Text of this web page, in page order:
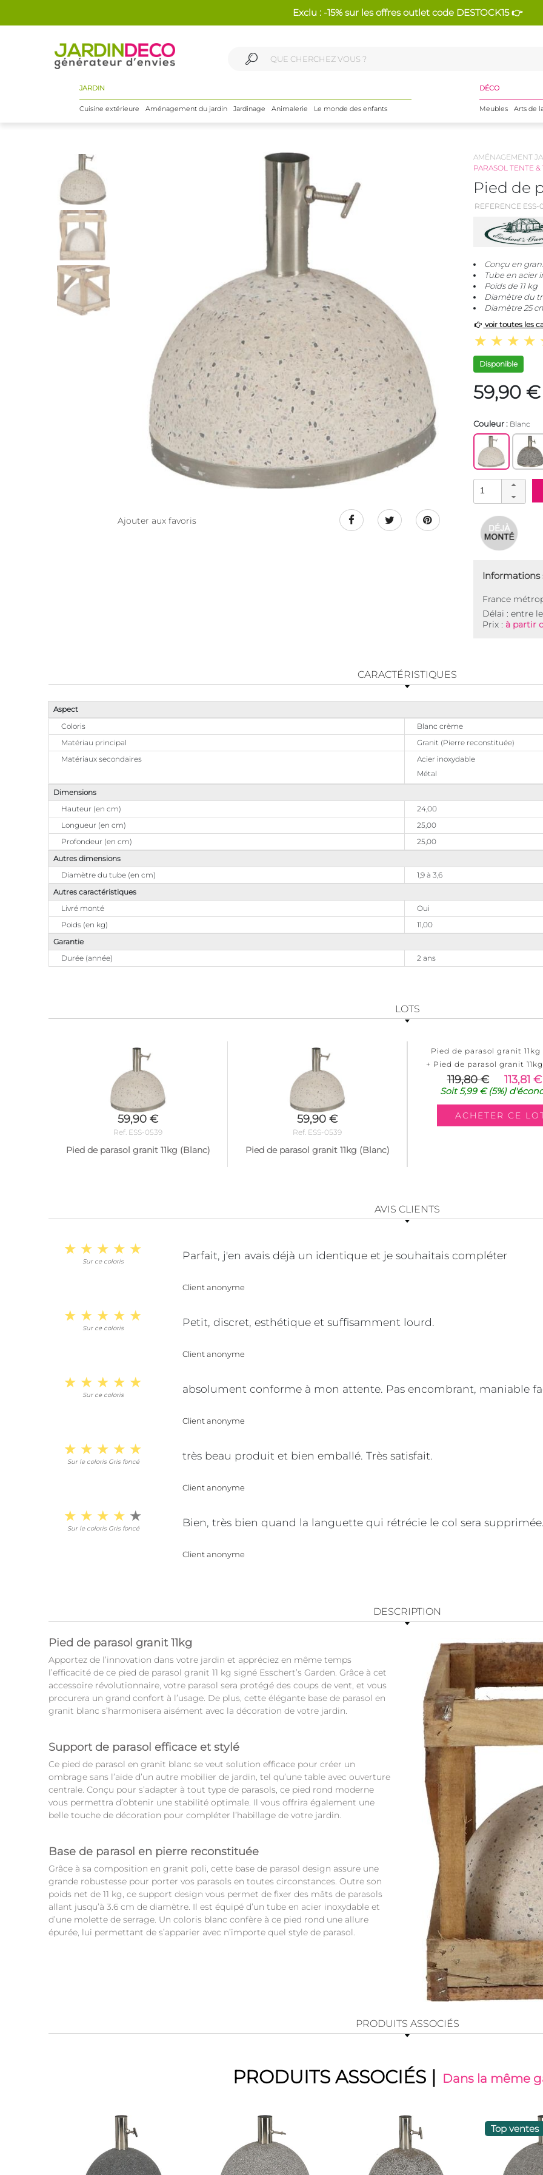
Exclu : -15% sur les offres outlet code DESTOCK15 👉
JARDIN
Cuisine extérieure Aménagement du jardin Jardinage Animalerie Le monde des enfants
DÉCO
Meubles Arts de
Ajouter aux favoris
AMÉNAGEMENT
PARASOL TENTE
Pied de
REFERENCE ESS-
Conçu en
Tube en acier
Poids de 11 kg
Diamètre du
Diamètre 25
voir toutes les
Disponible
59,90 €
Couleur : Blanc
Informations
France
Délai : entre
Prix : à partir
CARACTÉRISTIQUES
Aspect
Coloris
Blanc crème
Matériau principal
Granit (Pierre reconstituée)
Matériaux secondaires
Acier inoxydable
Métal
Dimensions
Hauteur (en cm)
24,00
Longueur (en cm)
25,00
Profondeur (en cm)
25,00
Autres dimensions
Diamètre du tube (en cm)
1,9 à 3,6
Autres caractéristiques
Livré monté
Oui
Poids (en kg)
11,00
Garantie
Durée (année)
2 ans
LOTS
59,90 €
Ref. ESS-0539
Pied de parasol granit 11kg (Blanc)
59,90 €
Ref. ESS-0539
Pied de parasol granit 11kg (Blanc)
Pied de parasol granit
+ Pied de parasol granit
119,80 € 113,81 €
Soit5,99 €(5%)
AVIS CLIENTS
Sur ce coloris Parfait, j'en avais déjà un identique et je souhaitais compléter
Client anonyme
Sur ce coloris Petit, discret, esthétique et suffisamment lourd.
Client anonyme
Sur ce coloris absolument conforme à mon attente. Pas encombrant, maniable
Client anonyme
Sur le coloris Gris foncé très beau produit et bien emballé. Très satisfait.
Client anonyme
Sur le coloris Gris foncé Bien, très bien quand la languette qui rétrécie le col sera
Client anonyme
DESCRIPTION
Pied de parasol granit 11kg
Apportez de l’innovation dans votre jardin et appréciez en même temps
l’efficacité de ce pied de parasol granit 11 kg signé Esschert’s Garden. Grâce à cet
accessoire révolutionnaire, votre parasol sera protégé des coups de vent, et vous
procurera un grand confort à l’usage. De plus, cette élégante base de parasol en
granit blanc s’harmonisera aisément avec la décoration de votre jardin.
Support de parasol efficace et stylé
Ce pied de parasol en granit blanc se veut solution efficace pour créer un
ombrage sans l’aide d’un autre mobilier de jardin, tel qu’une table avec ouverture
centrale. Conçu pour s’adapter à tout type de parasols, ce pied rond moderne
vous permettra d’obtenir une stabilité optimale. Il vous offrira également une
belle touche de décoration pour compléter l’habillage de votre jardin.
Base de parasol en pierre reconstituée
Grâce à sa composition en granit poli, cette base de parasol design assure une
grande robustesse pour porter vos parasols en toutes circonstances. Outre son
poids net de 11 kg, ce support design vous permet de fixer des mâts de parasols
allant jusqu’à 3.6 cm de diamètre. Il est équipé d’un tube en acier inoxydable et
d’une molette de serrage. Un coloris blanc confère à ce pied rond une allure
épurée, lui permettant de s’apparier avec n’importe quel style de parasol.
PRODUITS ASSOCIÉS
PRODUITS ASSOCIÉS | Dans la même
Top ventes